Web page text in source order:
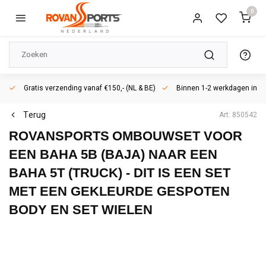
0
Gratis verzending vanaf €150,- (NL & BE) Binnen 1-2 werkdagen in
Terug Art: 850542
ROVANSPORTS OMBOUWSET VOOR
EEN BAHA 5B (BAJA) NAAR EEN
BAHA 5T (TRUCK) - DIT IS EEN SET
MET EEN GEKLEURDE GESPOTEN
BODY EN SET WIELEN